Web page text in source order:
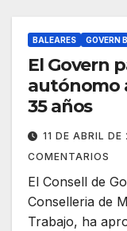
BALEARES GOVERN
El Govern
autónomo
35 años
11 DE ABRIL
COMENTARIOS
El Consell de
Conselleria de
Trabajo, ha